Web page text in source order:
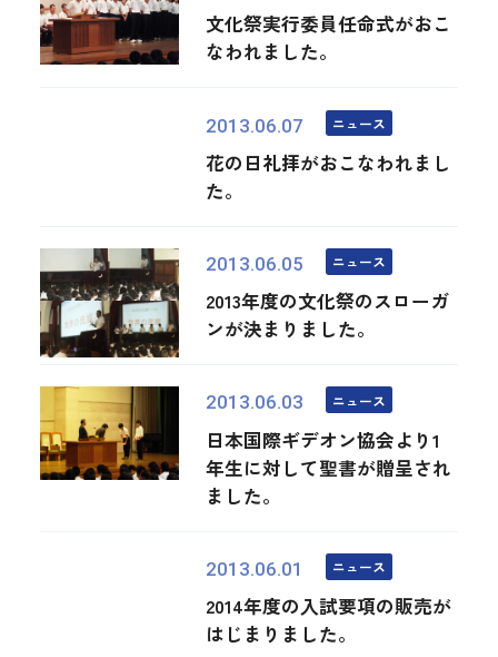
文化祭実行委員任命式がおこ
なわれました。
2013.06.07 ニュース
花の日礼拝がおこなわれまし
た。
2013.06.05 ニュース
2013年度の文化祭のスローガ
ンが決まりました。
2013.06.03 ニュース
日本国際ギデオン協会より1
年生に対して聖書が贈呈され
ました。
2013.06.01 ニュース
2014年度の入試要項の販売が
はじまりました。